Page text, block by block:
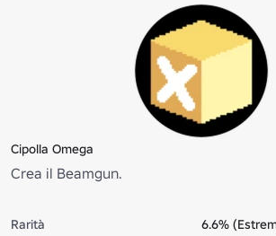
Cipolla Omega
Crea il Beamgun.
Rarità
6.6%